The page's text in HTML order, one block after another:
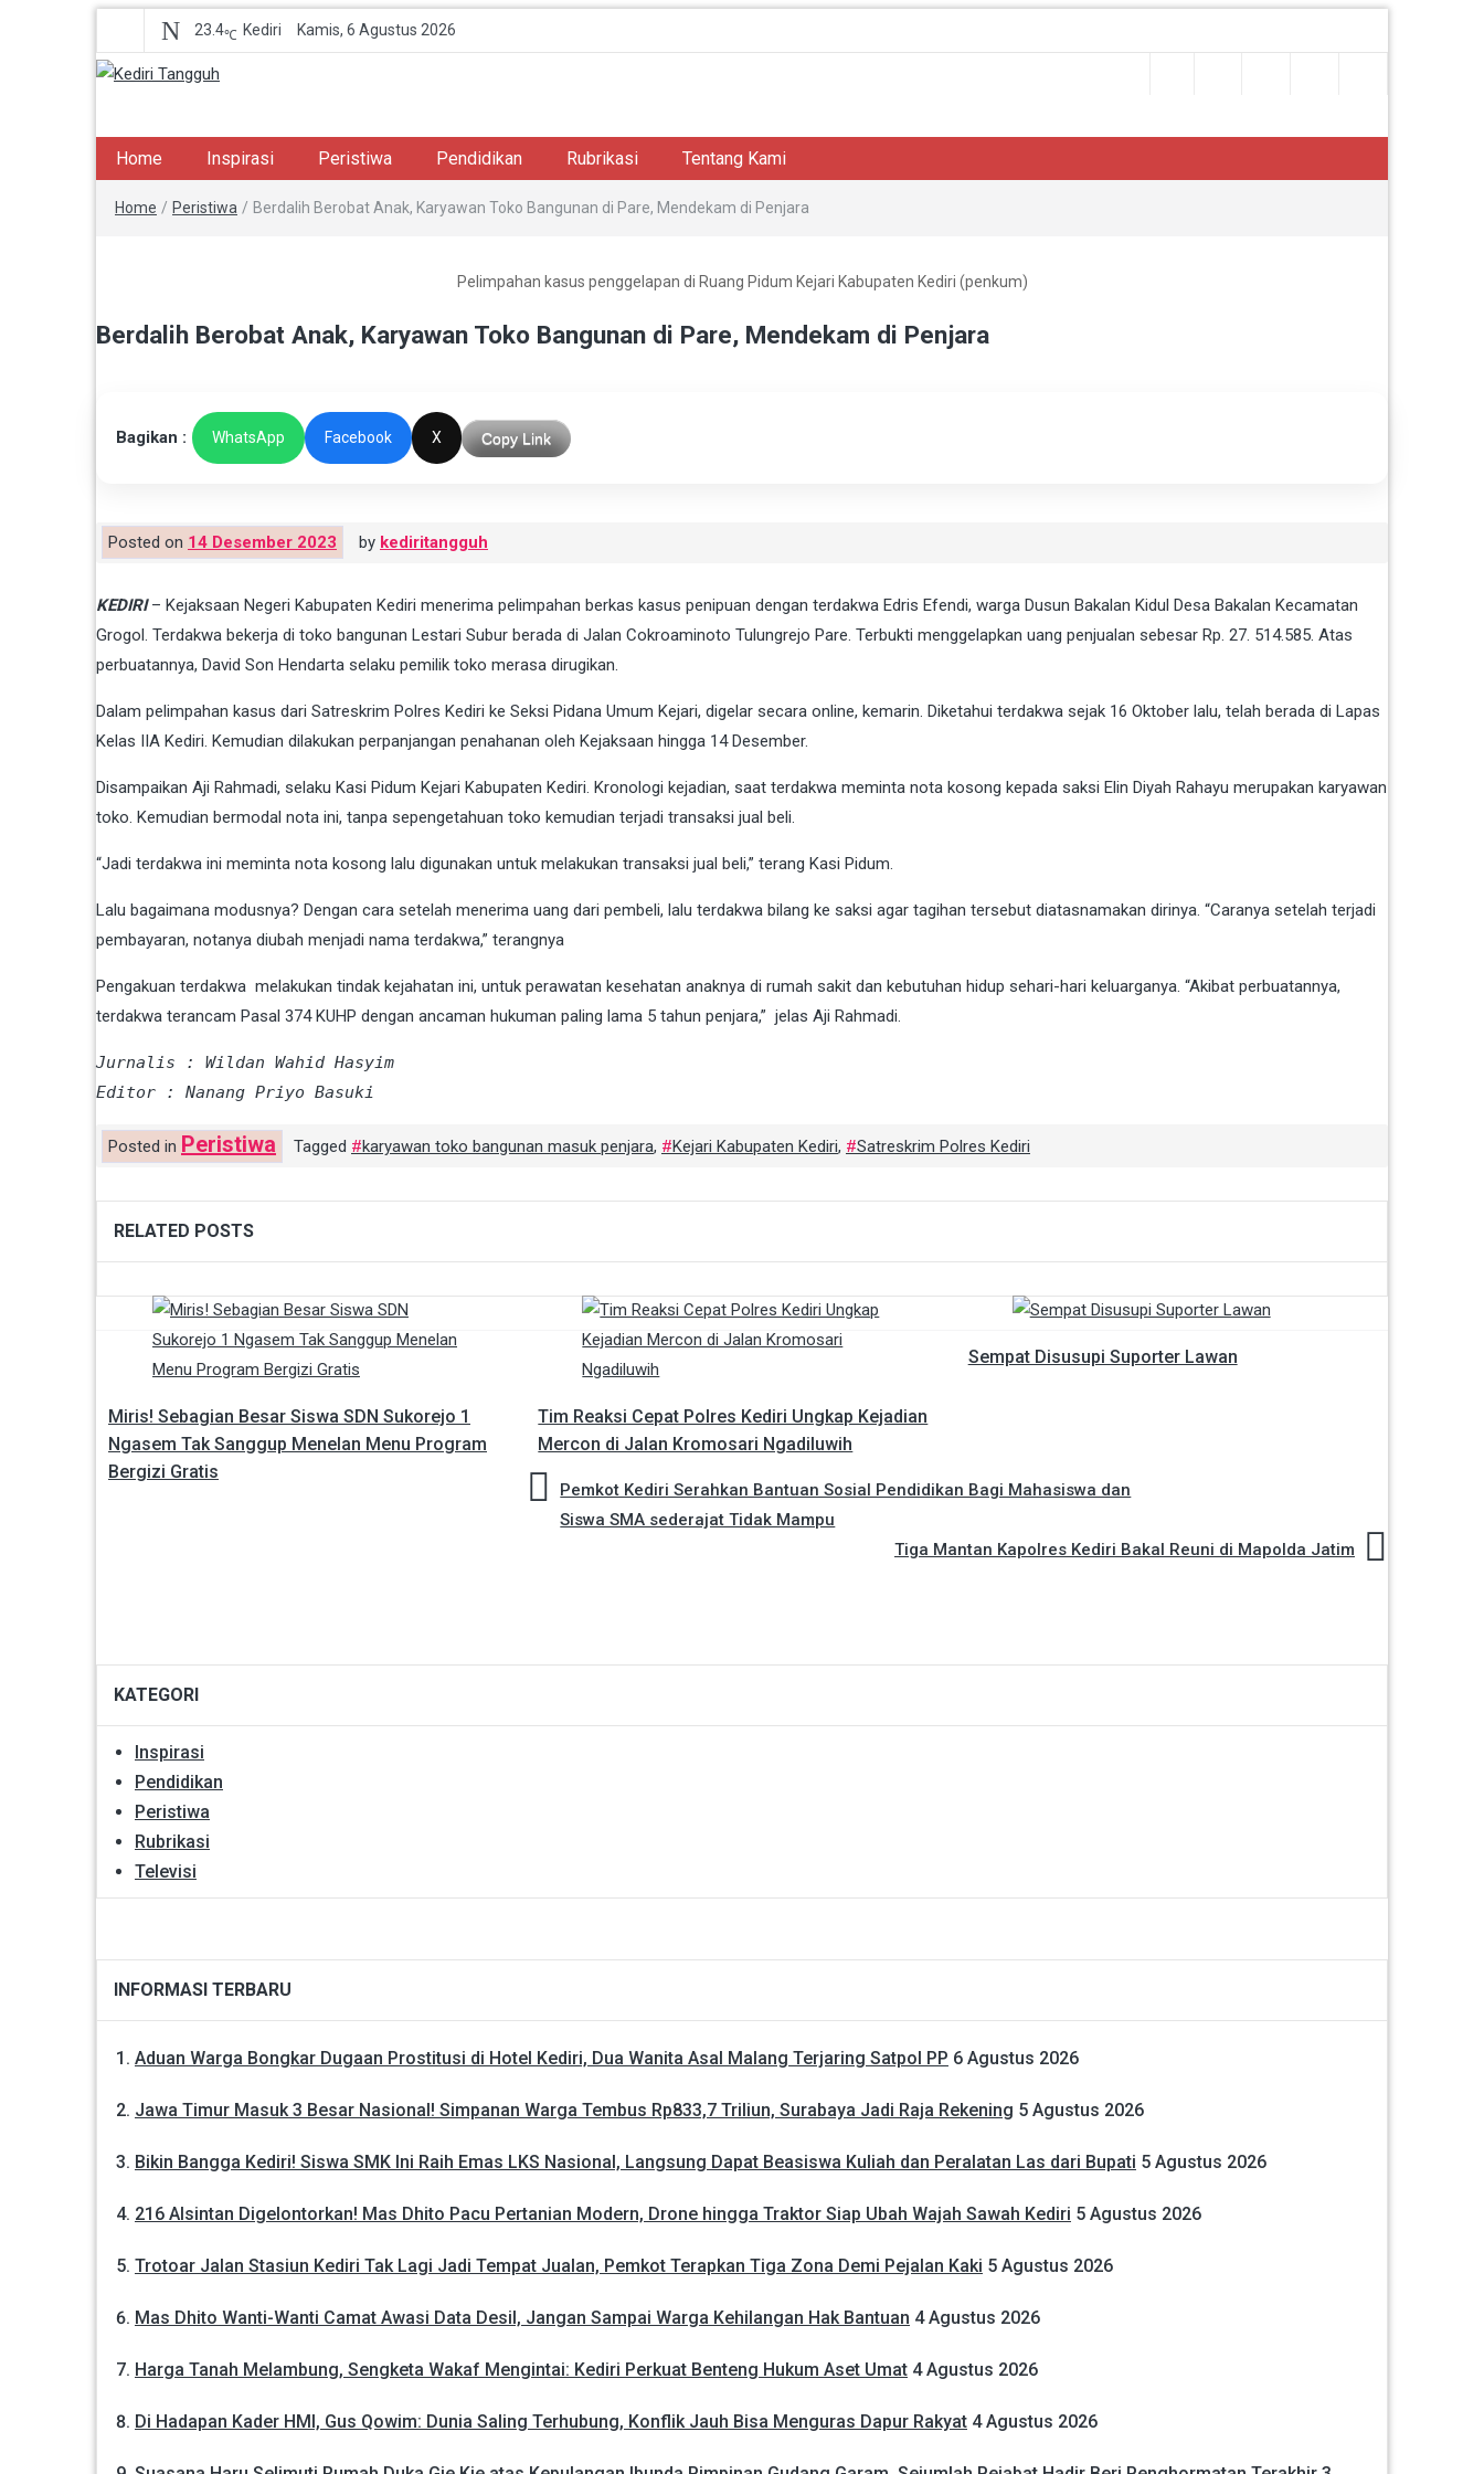
23.4℃ Kediri Kamis, 6 Agustus 2026
Home Inspirasi Peristiwa Pendidikan Rubrikasi Tentang Kami
Home / Peristiwa / Berdalih Berobat Anak, Karyawan Toko Bangunan di Pare, Mendekam di Penjara
Pelimpahan kasus penggelapan di Ruang Pidum Kejari Kabupaten Kediri (penkum)
Berdalih Berobat Anak, Karyawan Toko Bangunan di Pare, Mendekam di Penjara
Bagikan : WhatsApp Facebook X Copy Link
Posted on 14 Desember 2023 by kediritangguh
KEDIRI– Kejaksaan Negeri Kabupaten Kediri menerima pelimpahan berkas kasus penipuan dengan terdakwa Edris Efendi, warga Dusun Bakalan Kidul Desa Bakalan Kecamatan
Grogol. Terdakwa bekerja di toko bangunan Lestari Subur berada di Jalan Cokroaminoto Tulungrejo Pare. Terbukti menggelapkan uang penjualan sebesar Rp. 27. 514.585. Atas
perbuatannya, David Son Hendarta selaku pemilik toko merasa dirugikan.
Dalam pelimpahan kasus dari Satreskrim Polres Kediri ke Seksi Pidana Umum Kejari, digelar secara online, kemarin. Diketahui terdakwa sejak 16 Oktober lalu, telah berada di Lapas
Kelas IIA Kediri. Kemudian dilakukan perpanjangan penahanan oleh Kejaksaan hingga 14 Desember.
Disampaikan Aji Rahmadi, selaku Kasi Pidum Kejari Kabupaten Kediri. Kronologi kejadian, saat terdakwa meminta nota kosong kepada saksi Elin Diyah Rahayu merupakan karyawan
toko. Kemudian bermodal nota ini, tanpa sepengetahuan toko kemudian terjadi transaksi jual beli.
“Jadi terdakwa ini meminta nota kosong lalu digunakan untuk melakukan transaksi jual beli,” terang Kasi Pidum.
Lalu bagaimana modusnya? Dengan cara setelah menerima uang dari pembeli, lalu terdakwa bilang ke saksi agar tagihan tersebut diatasnamakan dirinya. “Caranya setelah terjadi
pembayaran, notanya diubah menjadi nama terdakwa,” terangnya
Pengakuan terdakwa melakukan tindak kejahatan ini, untuk perawatan kesehatan anaknya di rumah sakit dan kebutuhan hidup sehari-hari keluarganya. “Akibat perbuatannya,
terdakwa terancam Pasal 374 KUHP dengan ancaman hukuman paling lama 5 tahun penjara,” jelas Aji Rahmadi.
Jurnalis : Wildan Wahid Hasyim
Editor : Nanang Priyo Basuki
Posted in Peristiwa Tagged karyawan toko bangunan masuk penjara, Kejari Kabupaten Kediri, Satreskrim Polres Kediri
RELATED POSTS
Miris! Sebagian Besar Siswa SDN Sukorejo 1
Ngasem Tak Sanggup Menelan Menu Program
Bergizi Gratis
Tim Reaksi Cepat Polres Kediri Ungkap Kejadian
Mercon di Jalan Kromosari Ngadiluwih
Sempat Disusupi Suporter Lawan
Navigasi
pos
Pemkot Kediri Serahkan Bantuan Sosial Pendidikan Bagi Mahasiswa dan
Siswa SMA sederajat Tidak Mampu
Tiga Mantan Kapolres Kediri Bakal Reuni di Mapolda Jatim
KATEGORI
Inspirasi
Pendidikan
Peristiwa
Rubrikasi
Televisi
INFORMASI TERBARU
Aduan Warga Bongkar Dugaan Prostitusi di Hotel Kediri, Dua Wanita Asal Malang Terjaring Satpol PP 6 Agustus 2026
Jawa Timur Masuk 3 Besar Nasional! Simpanan Warga Tembus Rp833,7 Triliun, Surabaya Jadi Raja Rekening 5 Agustus 2026
Bikin Bangga Kediri! Siswa SMK Ini Raih Emas LKS Nasional, Langsung Dapat Beasiswa Kuliah dan Peralatan Las dari Bupati 5 Agustus 2026
216 Alsintan Digelontorkan! Mas Dhito Pacu Pertanian Modern, Drone hingga Traktor Siap Ubah Wajah Sawah Kediri 5 Agustus 2026
Trotoar Jalan Stasiun Kediri Tak Lagi Jadi Tempat Jualan, Pemkot Terapkan Tiga Zona Demi Pejalan Kaki 5 Agustus 2026
Mas Dhito Wanti-Wanti Camat Awasi Data Desil, Jangan Sampai Warga Kehilangan Hak Bantuan 4 Agustus 2026
Harga Tanah Melambung, Sengketa Wakaf Mengintai: Kediri Perkuat Benteng Hukum Aset Umat 4 Agustus 2026
Di Hadapan Kader HMI, Gus Qowim: Dunia Saling Terhubung, Konflik Jauh Bisa Menguras Dapur Rakyat 4 Agustus 2026